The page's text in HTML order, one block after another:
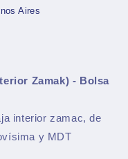
Aires
Zamak) - Bolsa
interior zamac,de
y MDT